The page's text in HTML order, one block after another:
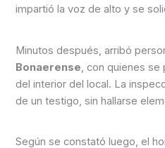
impartió la voz de alto y se
Minutos después, arribó
Bonaerense, con quienes se
del interior del local. La
de un testigo, sin hallarse
Según se constató luego, el